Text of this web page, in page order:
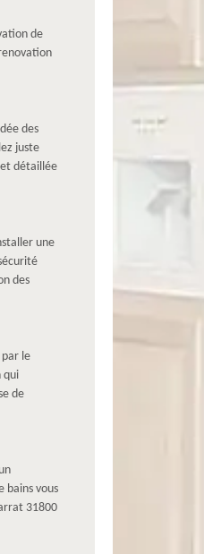
de
des
juste
détaillée
une
des
le
qui
de
bains vous
31800